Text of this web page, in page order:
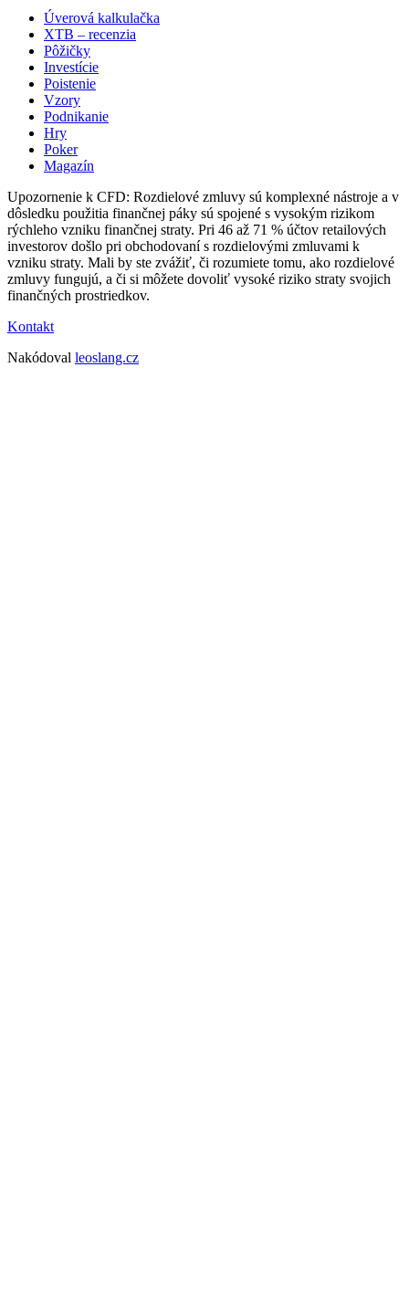
Úverová kalkulačka
XTB – recenzia
Pôžičky
Investície
Poistenie
Vzory
Podnikanie
Hry
Poker
Magazín
Upozornenie k CFD: Rozdielové zmluvy sú komplexné nástroje a v
dôsledku použitia finančnej páky sú spojené s vysokým rizikom
rýchleho vzniku finančnej straty. Pri 46 až 71 % účtov retailových
investorov došlo pri obchodovaní s rozdielovými zmluvami k
vzniku straty. Mali by ste zvážiť, či rozumiete tomu, ako rozdielové
zmluvy fungujú, a či si môžete dovoliť vysoké riziko straty svojich
finančných prostriedkov.
Kontakt
Nakódoval leoslang.cz